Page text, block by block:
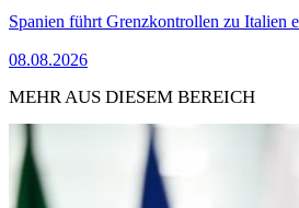
Spanien führt Grenzkontrollen zu Italien
08.08.2026
MEHR AUS DIESEM BEREICH